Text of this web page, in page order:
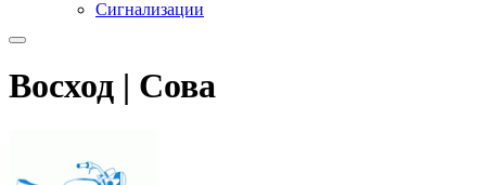
Сигнализации
Восход | Сова